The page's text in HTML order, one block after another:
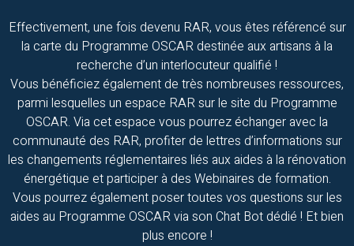
Effectivement, une fois devenu RAR, vous êtes référencé sur
la carte du Programme OSCAR destinée aux artisans à la
recherche d’un interlocuteur qualifié !
Vous bénéficiez également de très nombreuses ressources,
parmi lesquelles un espace RAR sur le site du Programme
OSCAR. Via cet espace vous pourrez échanger avec la
communauté des RAR, profiter de lettres d’informations sur
les changements réglementaires liés aux aides à la rénovation
énergétique et participer à des Webinaires de formation.
Vous pourrez également poser toutes vos questions sur les
aides au Programme OSCAR via son Chat Bot dédié ! Et bien
plus encore !